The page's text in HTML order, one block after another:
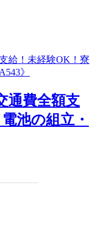
通費全額支
池の組立・